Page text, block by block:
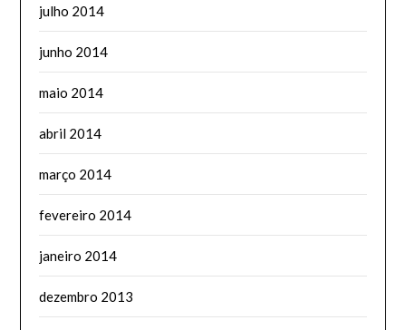
julho 2014
junho 2014
maio 2014
abril 2014
março 2014
fevereiro 2014
janeiro 2014
dezembro 2013